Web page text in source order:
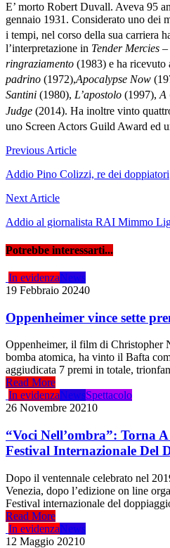
E’ morto Robert Duvall. Aveva 95
gennaio 1931. Considerato uno dei
i tempi, nel corso della sua carriera
l’interpretazione in Tender Mercies
ringraziamento (1983) e ha ricevuto
padrino (1972),Apocalypse Now
Santini (1980), L’apostolo (1997), A
Judge (2014). Ha inoltre vinto
uno Screen Actors Guild Award ed
Navigazione
articoli
Previous Article
Addio Pino Colizzi, re dei doppiatori
Next Article
Addio al giornalista RAI Mimmo
Potrebbe interessarti...
In evidenzaNews
19 Febbraio 20240
Oppenheimer vince sette
Oppenheimer, il film di Christopher
bomba atomica, ha vinto il Bafta
aggiudicata 7 premi in totale,
Read More
In evidenzaNewsSpettacolo
26 Novembre 20210
“Voci Nell’ombra”: Torna
Festival Internazionale Del
Dopo il ventennale celebrato nel
Venezia, dopo l’edizione on line
Festival internazionale del
Read More
In evidenzaNews
12 Maggio 20210